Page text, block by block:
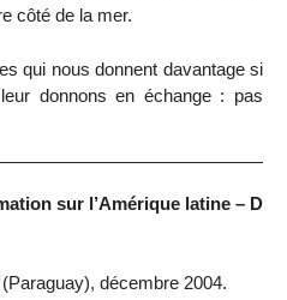
côté de la mer.
qui nous donnent davantage si
donnons en échange : pas
sur l’Amérique latine – D
décembre 2004.